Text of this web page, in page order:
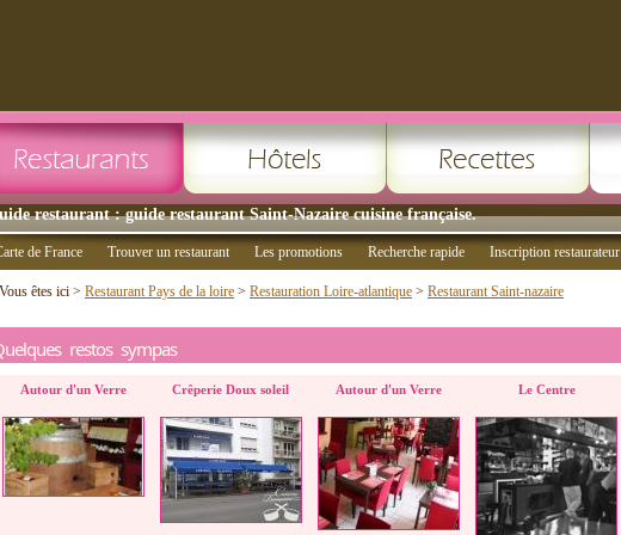
restaurant : guide restaurant Saint-Nazaire cuisine française.
de France Trouver un restaurant Les promotions Recherche rapide Inscription restaurateur
Vous êtes ici > Restaurant Pays de la loire > Restauration Loire-atlantique > Restaurant Saint-nazaire
restos sympas
Autour d'un Verre Crêperie Doux soleil Autour d'un Verre Le Centre